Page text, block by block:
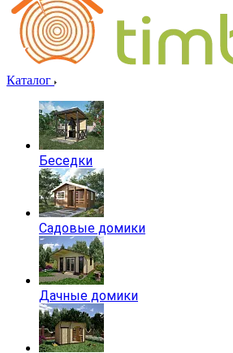
Каталог
Беседки
Садовые домики
Дачные домики